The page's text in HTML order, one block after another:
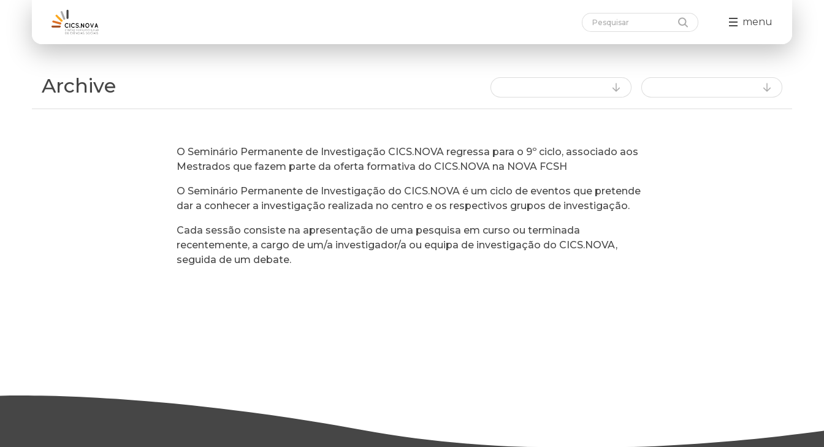
menu
Archive
O Seminário Permanente de Investigação CICS.NOVA regressa para o 9º ciclo, associado aos
Mestrados que fazem parte da oferta formativa do CICS.NOVA na NOVA FCSH
O Seminário Permanente de Investigação do CICS.NOVA é um ciclo de eventos que pretende
dar a conhecer a investigação realizada no centro e os respectivos grupos de investigação.
Cada sessão consiste na apresentação de uma pesquisa em curso ou terminada
recentemente, a cargo de um/a investigador/a ou equipa de investigação do CICS.NOVA,
seguida de um debate.